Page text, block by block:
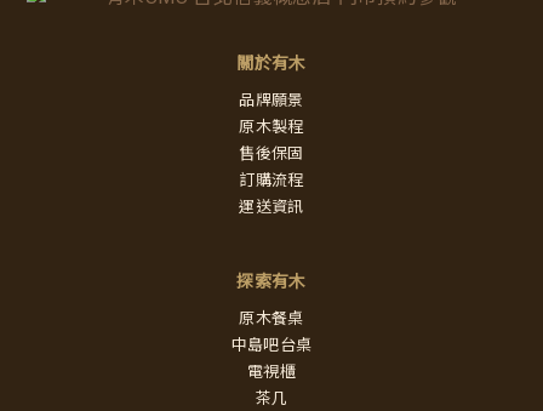
關於有木
品牌願景
原木製程
售後保固
訂購流程
運送資訊
探索有木
原木餐桌
中島吧台桌
電視櫃
茶几